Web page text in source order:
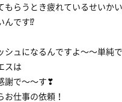
もらうとき疲れているせいか
んです⁉
シュになるんですよ〜〜単純
スは
謝で〜〜す❣
お仕事の依頼！